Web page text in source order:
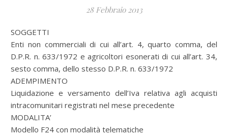
28 Febbraio 2013
SOGGETTI
Enti non commerciali di cui all’art. 4, quarto comma, del
D.P.R. n. 633/1972 e agricoltori esonerati di cui all’art. 34,
sesto comma, dello stesso D.P.R. n. 633/1972
ADEMPIMENTO
Liquidazione e versamento dell’Iva relativa agli acquisti
intracomunitari registrati nel mese precedente
MODALITA’
Modello F24 con modalità telematiche